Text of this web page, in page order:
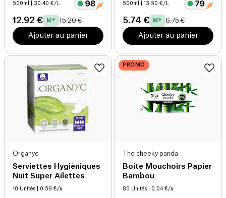
500ml | 30.40 €/L
12.92 € 15.20 €
Ajouter au panier
500ml | 13.50 €/L
5.74 € 6.75 €
Ajouter au panier
Organyc
Serviettes Hygièniques
Nuit Super Ailettes
10 Unités | 0.59 €/u
PROMO
The cheeky panda
Boite Mouchoirs Papier
Bambou
80 Unités | 0.04 €/u